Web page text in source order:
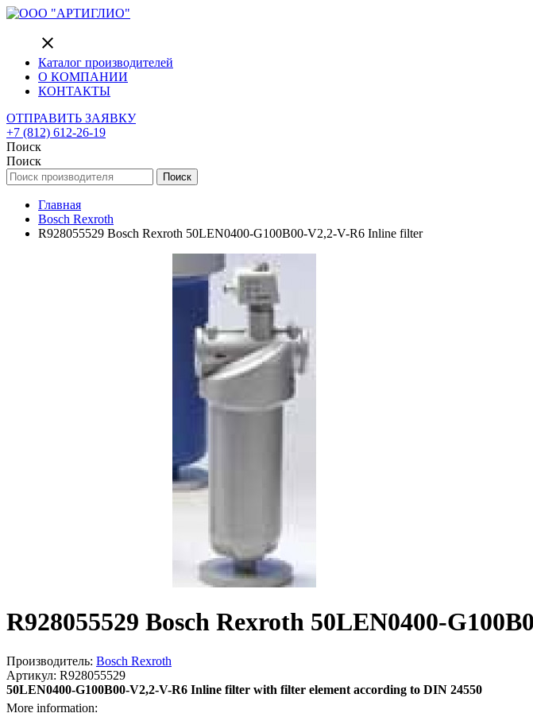
close
Каталог производителей
О КОМПАНИИ
КОНТАКТЫ
ОТПРАВИТЬ ЗАЯВКУ
+7 (812) 612-26-19
Поиск
Поиск
Поиск
Главная
Bosch Rexroth
R928055529 Bosch Rexroth 50LEN0400-G100B00-V2,2-V-R6 Inline filter
R928055529 Bosch Rexroth 50LEN0400-
Производитель: Bosch Rexroth
Артикул: R928055529
50LEN0400-G100B00-V2,2-V-R6 Inline filter with filter element according to DIN 24550
More information: